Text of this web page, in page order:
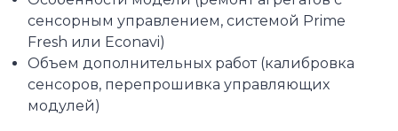
сенсорным управлением, системой Prime
Fresh или Econavi)
Объем дополнительных работ (калибровка
сенсоров, перепрошивка управляющих
модулей)